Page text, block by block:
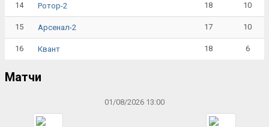
14 Ротор-2 18 10
15 Арсенал-2 17 10
16 Квант 18 6
Матчи
01/08/2026 13:00